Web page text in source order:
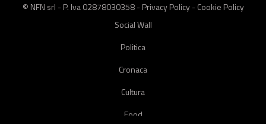
© NFN srl - P. Iva 02878030358 -Privacy Policy-Cookie Policy
Social Wall
Politica
Cronaca
Cultura
Food